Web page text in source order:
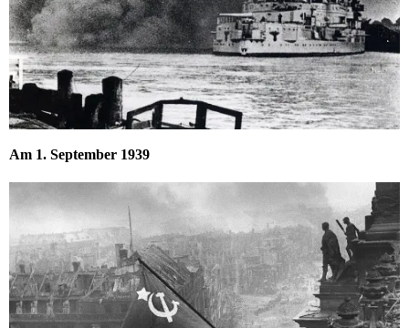
Am 1. September 1939